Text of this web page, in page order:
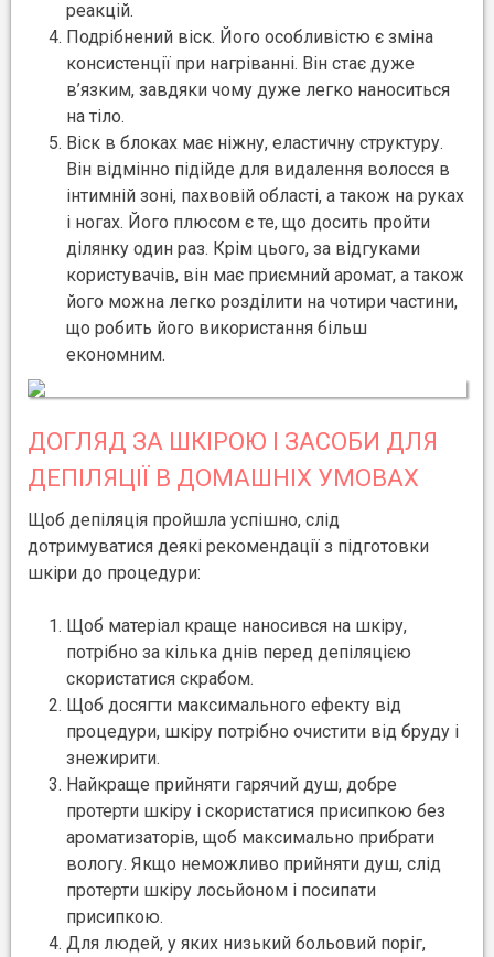
реакцій.
Подрібнений віск. Його особливістю є зміна
консистенції при нагріванні. Він стає дуже
в’язким, завдяки чому дуже легко наноситься
на тіло.
Віск в блоках має ніжну, еластичну структуру.
Він відмінно підійде для видалення волосся в
інтимній зоні, пахвовій області, а також на руках
і ногах. Його плюсом є те, що досить пройти
ділянку один раз. Крім цього, за відгуками
користувачів, він має приємний аромат, а також
його можна легко розділити на чотири частини,
що робить його використання більш
економним.
ДОГЛЯД ЗА ШКІРОЮ І ЗАСОБИ ДЛЯ
ДЕПІЛЯЦІЇ В ДОМАШНІХ УМОВАХ
Щоб депіляція пройшла успішно, слід
дотримуватися деякі рекомендації з підготовки
шкіри до процедури:
Щоб матеріал краще наносився на шкіру,
потрібно за кілька днів перед депіляцією
скористатися скрабом.
Щоб досягти максимального ефекту від
процедури, шкіру потрібно очистити від бруду і
знежирити.
Найкраще прийняти гарячий душ, добре
протерти шкіру і скористатися присипкою без
ароматизаторів, щоб максимально прибрати
вологу. Якщо неможливо прийняти душ, слід
протерти шкіру лосьйоном і посипати
присипкою.
Для людей, у яких низький больовий поріг,